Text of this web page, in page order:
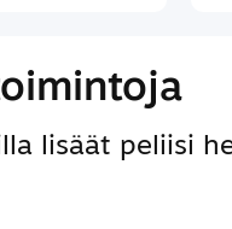
lisäät peliisi